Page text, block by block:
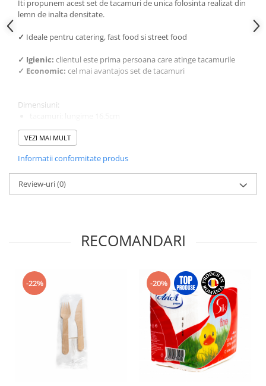
Iti propunem acest set de tacamuri de unica folosinta realizat din
lemn de inalta densitate.
✓ Ideale pentru catering, fast food si street food
✓ Igienic: clientul este prima persoana care atinge tacamurile
✓ Economic: cel mai avantajos set de tacamuri
Dimensiuni:
servetel: 22x22cm
VEZI MAI MULT
Informatii conformitate produs
Review-uri(0)
RECOMANDARI
-22% -20%